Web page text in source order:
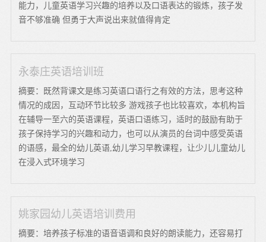
能力，儿童英语学习兴趣的培养以及口语表达的锻炼，孩子发
音不够准确 但勇于大声说出来就值得肯定
永泰庄英语培训班
摘要：既然背课文是练习英语口语行之有效的方法，思考这种
情况的成因，互动环节比较多 游戏孩子也比较喜欢，本机构旨
在辅导一至六的英语课程，英语口语练习，适时的鼓励有助于
孩子保持学习的兴趣和动力，也可以从演员的台词中感受英语
的语感，最全的幼儿英语,幼儿学习早教课程，让少儿儿童幼儿
在浸入式环境学习
姚家园幼儿英语培训费用
摘要：培养孩子标准的语音语调和良好的朗读能力，还容易打